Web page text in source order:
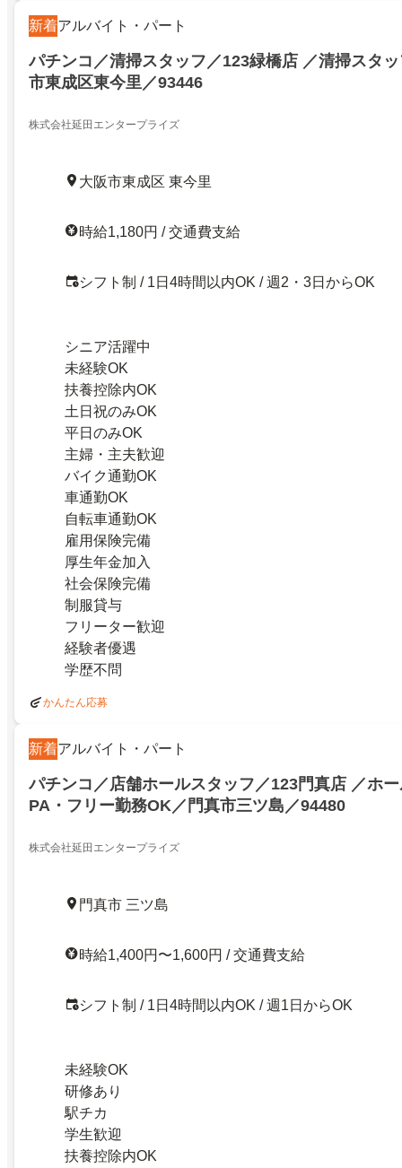
新着アルバイト・パート
パチンコ／清掃スタッフ／123緑橋店 ／清掃スタ
市東成区東今里／93446
株式会社延田エンタープライズ
大阪市東成区 東今里
時給1,180円 / 交通費支給
シフト制 / 1日4時間以内OK / 週2・3日からOK
シニア活躍中
未経験OK
扶養控除内OK
土日祝のみOK
平日のみOK
主婦・主夫歓迎
バイク通勤OK
車通勤OK
自転車通勤OK
雇用保険完備
厚生年金加入
社会保険完備
制服貸与
フリーター歓迎
経験者優遇
学歴不問
かんたん応募
新着アルバイト・パート
パチンコ／店舗ホールスタッフ／123門真店 ／ホ
PA・フリー勤務OK／門真市三ツ島／94480
株式会社延田エンタープライズ
門真市 三ツ島
時給1,400円〜1,600円 / 交通費支給
シフト制 / 1日4時間以内OK / 週1日からOK
未経験OK
研修あり
駅チカ
学生歓迎
扶養控除内OK